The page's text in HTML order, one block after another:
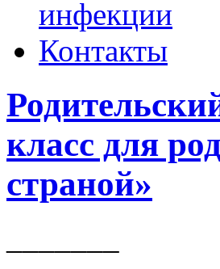
инфекции
Контакты
класс для
страной»